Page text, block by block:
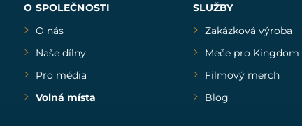
O SPOLEČNOSTI
O nás
Naše dílny
Pro média
Volná místa
SLUŽBY
Zakázková výroba
Meče pro Kingdom
Filmový merch
Blog